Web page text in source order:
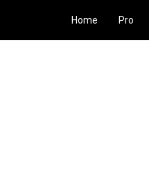
Home Pro